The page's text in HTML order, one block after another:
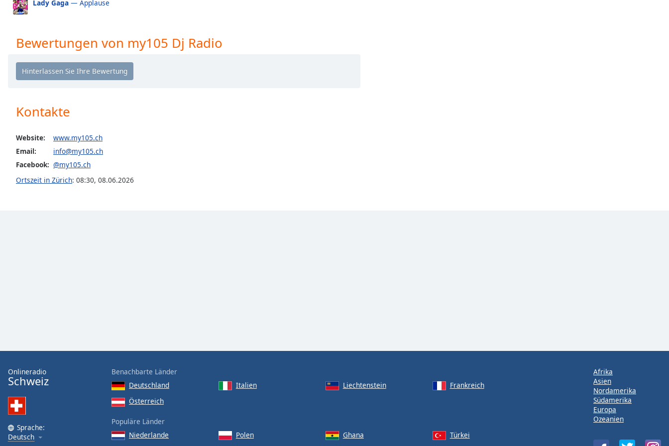
Color
Opacity
Font
Family
Reset
Done
Close
Lady Gaga — Applause
Bewertungen von my105 Dj Radio
Kontakte
Website:
www.my105.ch
Email:
info@my105.ch
Facebook: @my105.ch
Ortszeit in Zürich: 08:30, 08.06.2026
Onlineradio
Schweiz
Sprache:
Deutsch
Benachbarte Länder
Deutschland
Italien Liechtenstein
Frankreich
Österreich
Populäre Länder
Niederlande
Polen Ghana Türkei
Afrika
Asien
Nordamerika
Südamerika
Europa
Ozeanien